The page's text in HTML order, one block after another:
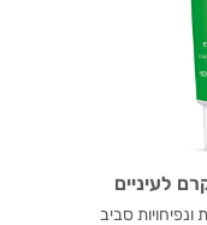
לעיניים
ונפיחויות סביב